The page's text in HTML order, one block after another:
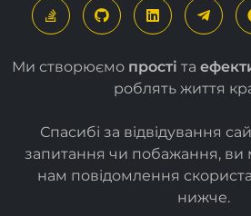
Ми створюємопрості та
Спасибі за відвідування
запитання чи побажання, ви
нам повідомлення